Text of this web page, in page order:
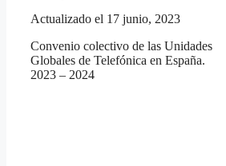
Actualizado el 17 junio, 2023
Convenio colectivo de las Unidades
Globales de Telefónica en España.
2023 – 2024